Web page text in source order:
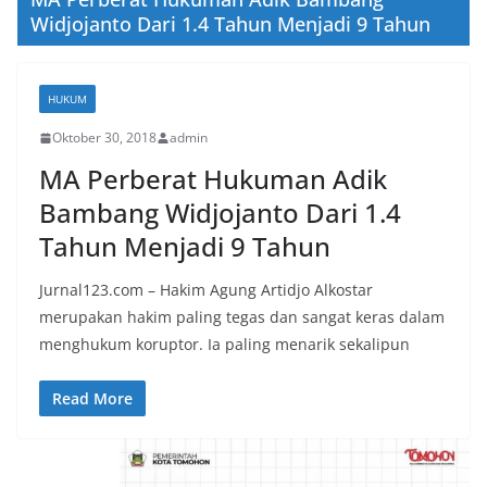
Widjojanto Dari 1.4 Tahun Menjadi 9 Tahun
HUKUM
Oktober 30, 2018 admin
MA Perberat Hukuman Adik
Bambang Widjojanto Dari 1.4
Tahun Menjadi 9 Tahun
Jurnal123.com – Hakim Agung Artidjo Alkostar
merupakan hakim paling tegas dan sangat keras dalam
menghukum koruptor. Ia paling menarik sekalipun
Read More